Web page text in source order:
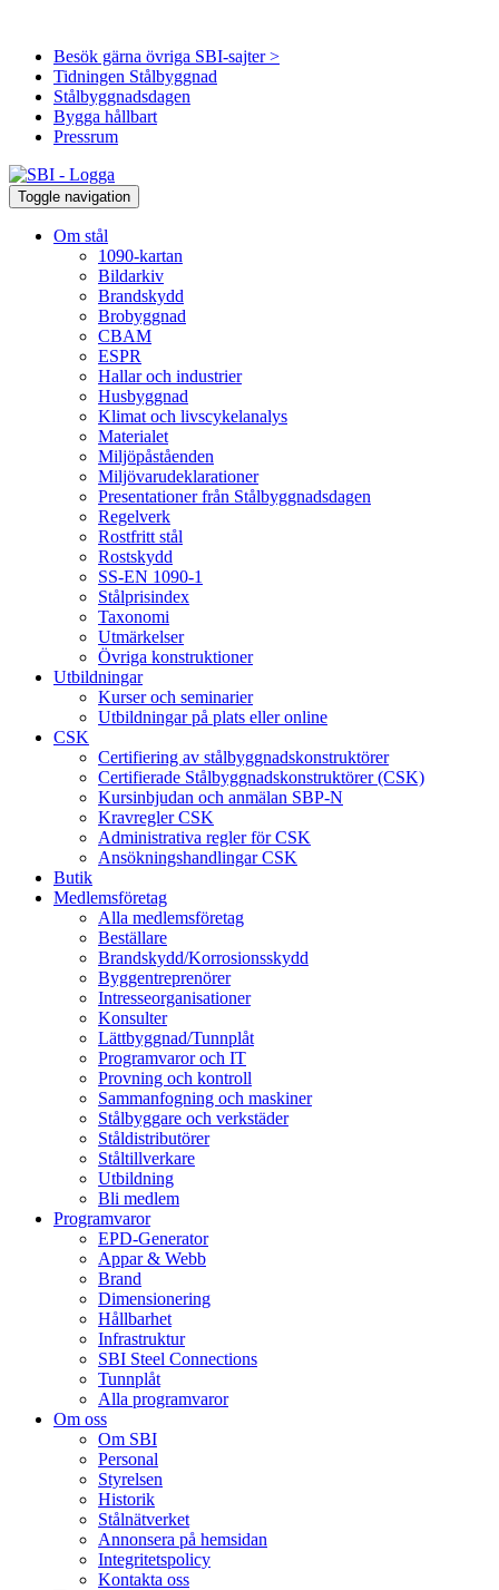
Besök gärna övriga SBI-sajter >
Tidningen Stålbyggnad
Stålbyggnadsdagen
Bygga hållbart
Pressrum
Toggle navigation
Om stål
1090-kartan
Bildarkiv
Brandskydd
Brobyggnad
CBAM
ESPR
Hallar och industrier
Husbyggnad
Klimat och livscykelanalys
Materialet
Miljöpåståenden
Miljövarudeklarationer
Presentationer från Stålbyggnadsdagen
Regelverk
Rostfritt stål
Rostskydd
SS-EN 1090-1
Stålprisindex
Taxonomi
Utmärkelser
Övriga konstruktioner
Utbildningar
Kurser och seminarier
Utbildningar på plats eller online
CSK
Certifiering av stålbyggnadskonstruktörer
Certifierade Stålbyggnadskonstruktörer (CSK)
Kursinbjudan och anmälan SBP-N
Kravregler CSK
Administrativa regler för CSK
Ansökningshandlingar CSK
Butik
Medlemsföretag
Alla medlemsföretag
Beställare
Brandskydd/Korrosionsskydd
Byggentreprenörer
Intresseorganisationer
Konsulter
Lättbyggnad/Tunnplåt
Programvaror och IT
Provning och kontroll
Sammanfogning och maskiner
Stålbyggare och verkstäder
Ståldistributörer
Ståltillverkare
Utbildning
Bli medlem
Programvaror
EPD-Generator
Appar & Webb
Brand
Dimensionering
Hållbarhet
Infrastruktur
SBI Steel Connections
Tunnplåt
Alla programvaror
Om oss
Om SBI
Personal
Styrelsen
Historik
Stålnätverket
Annonsera på hemsidan
Integritetspolicy
Kontakta oss